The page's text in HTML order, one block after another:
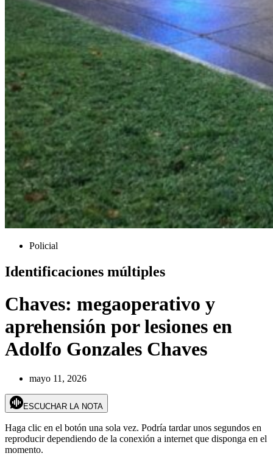
Policial
Identificaciones múltiples
Chaves: megaoperativo y
aprehensión por lesiones en
Adolfo Gonzales Chaves
mayo 11, 2026
ESCUCHAR LA NOTA
Haga clic en el botón una sola vez. Podría tardar unos segundos en
reproducir dependiendo de la conexión a internet que disponga en el
momento.